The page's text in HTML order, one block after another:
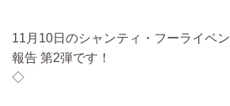
11月10日のシャンティ・フーライベ
報告 第2弾です！
◇